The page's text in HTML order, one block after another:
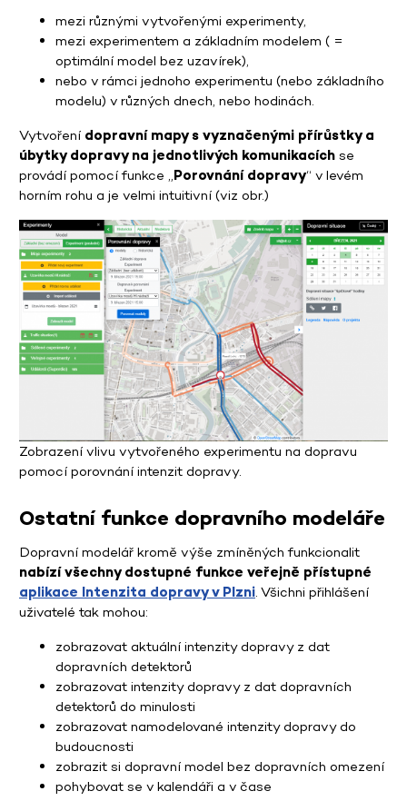
mezi různými vytvořenými experimenty,
mezi experimentem a základním modelem ( =
optimální model bez uzavírek),
nebo v rámci jednoho experimentu (nebo základního
modelu) v různých dnech, nebo hodinách.
Vytvoření dopravní mapy s vyznačenými přírůstky a
úbytky dopravy na jednotlivých komunikacích se
provádí pomocí funkce „ Porovnání dopravy“ v levém
horním rohu a je velmi intuitivní (viz obr.)
Zobrazení vlivu vytvořeného experimentu na dopravu
pomocí porovnání intenzit dopravy.
Ostatní funkce dopravního modeláře
Dopravní modelář kromě výše zmíněných funkcionalit
nabízí všechny dostupné funkce veřejně přístupné
aplikace Intenzita dopravy v Plzni . Všichni přihlášení
uživatelé tak mohou:
zobrazovat aktuální intenzity dopravy z dat
dopravních detektorů
zobrazovat intenzity dopravy z dat dopravních
detektorů do minulosti
zobrazovat namodelované intenzity dopravy do
budoucnosti
zobrazit si dopravní model bez dopravních omezení
pohybovat se v kalendáři a v čase